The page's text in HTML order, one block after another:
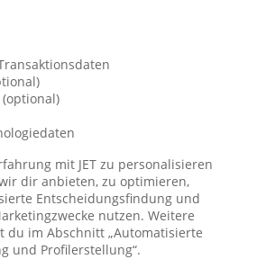
mit JET zu personalisieren
dir anbieten, zu optimieren,
Entscheidungsfindung und
nutzen. Weitere
du im Abschnitt „Automatisierte
und Profilerstellung“.